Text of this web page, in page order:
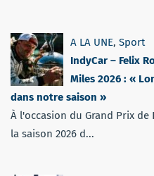
A LA UNE, Sport
IndyCar – Felix
Miles 2026 : «
dans notre saison »
À l'occasion du Grand Prix
la saison 2026 d...